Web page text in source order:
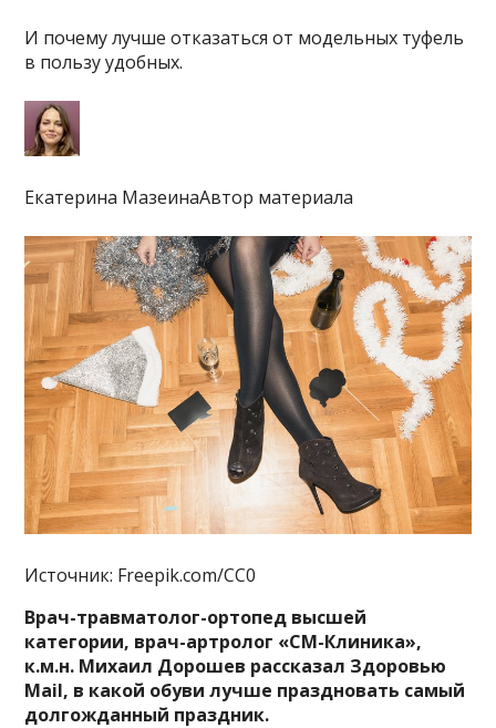
И почему лучше отказаться от модельных туфель
в пользу удобных.
Екатерина МазеинаАвтор материала
Источник: Freepik.com/CC0
Врач-травматолог-ортопед высшей
категории, врач-артролог «СМ-Клиника»,
к.м.н. Михаил Дорошев рассказал Здоровью
Mail, в какой обуви лучше праздновать самый
долгожданный праздник.